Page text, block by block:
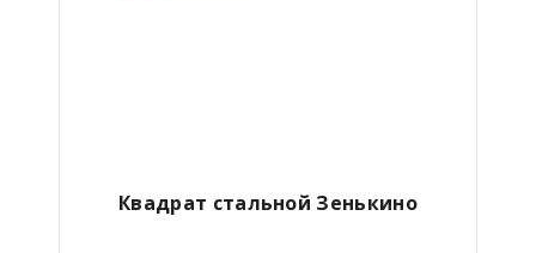
Квадрат стальной Зенькино